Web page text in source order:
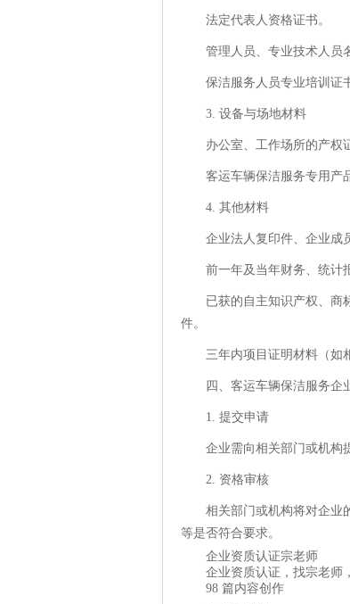
法定代表人资格证书。
管理人员、专业技术人员
保洁服务人员专业培训证
3. 设备与场地材料
办公室、工作场所的产权
客运车辆保洁服务专用产
4. 其他材料
企业法人复印件、企业成
前一年及当年财务、统计
已获的自主知识产权、商
件。
三年内项目证明材料（如
四、客运车辆保洁服务企
1. 提交申请
企业需向相关部门或机构
2. 资格审核
相关部门或机构将对企业
等是否符合要求。
企业资质认证宗老师
企业资质认证，找宗老师
98 篇内容创作